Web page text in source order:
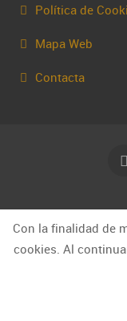
Política de
Mapa Web
Contacta
©
Con la finalidad de
cookies. Al